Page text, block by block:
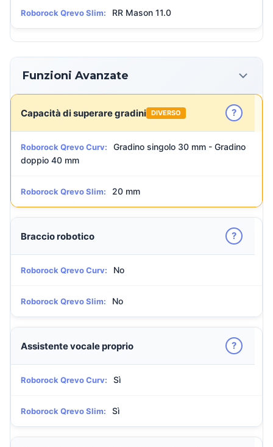
Roborock Qrevo Slim: RR Mason 11.0
Funzioni Avanzate
Capacità di superare gradini DIVERSO ?
Roborock Qrevo Curv:
Gradino singolo 30 mm - Gradino
doppio 40 mm
Roborock Qrevo Slim: 20 mm
Braccio robotico ?
Roborock Qrevo Curv: No
Roborock Qrevo Slim: No
Assistente vocale proprio ?
Roborock Qrevo Curv: Sì
Roborock Qrevo Slim: Sì